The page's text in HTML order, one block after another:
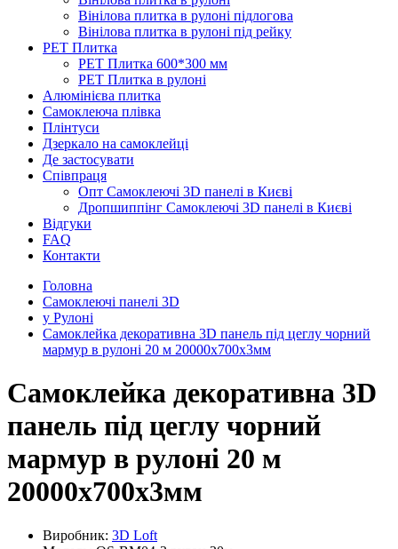
Вінілова плитка в рулоні підлогова
Вінілова плитка в рулоні під рейку
PET Плитка
PET Плитка 600*300 мм
PET Плитка в рулоні
Алюмінієва плитка
Самоклеюча плівка
Плінтуси
Дзеркало на самоклейці
Де застосувати
Співпраця
Опт Самоклеючі 3D панелі в Києві
Дропшиппінг Самоклеючі 3D панелі в Києві
Відгуки
FAQ
Контакти
Головна
Самоклеючі панелі 3D
у Рулоні
Самоклейка декоративна 3D панель під цеглу чорний
мармур в рулоні 20 м 20000x700x3мм
Самоклейка декоративна 3D
панель під цеглу чорний
мармур в рулоні 20 м
20000x700x3мм
Виробник: 3D Loft